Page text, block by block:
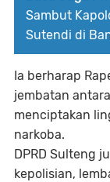
Sambut
Sutendi di
Ia berharap
jembatan
menciptakan
narkoba.
DPRD Sulteng
kepolisian,